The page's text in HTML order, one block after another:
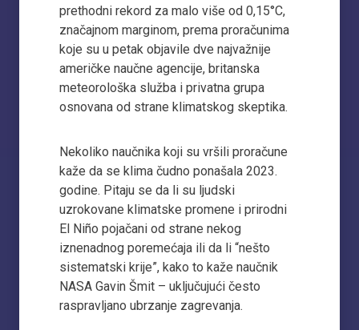
prethodni rekord za malo više od 0,15°C,
značajnom marginom, prema proračunima
koje su u petak objavile dve najvažnije
američke naučne agencije, britanska
meteorološka služba i privatna grupa
osnovana od strane klimatskog skeptika.
Nekoliko naučnika koji su vršili proračune
kaže da se klima čudno ponašala 2023.
godine. Pitaju se da li su ljudski
uzrokovane klimatske promene i prirodni
El Niño pojačani od strane nekog
iznenadnog poremećaja ili da li “nešto
sistematski krije”, kako to kaže naučnik
NASA Gavin Šmit – uključujući često
raspravljano ubrzanje zagrevanja.